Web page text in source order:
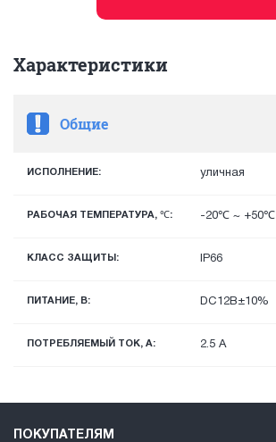
Характеристики
Общие
ИСПОЛНЕНИЕ: уличная
РАБОЧАЯ ТЕМПЕРАТУРА, ℃: -20℃ ~ +50℃
КЛАСС ЗАЩИТЫ: IP66
ПИТАНИЕ, В: DC12В±10%
ПОТРЕБЛЯЕМЫЙ ТОК, А: 2.5 А
ПОКУПАТЕЛЯМ